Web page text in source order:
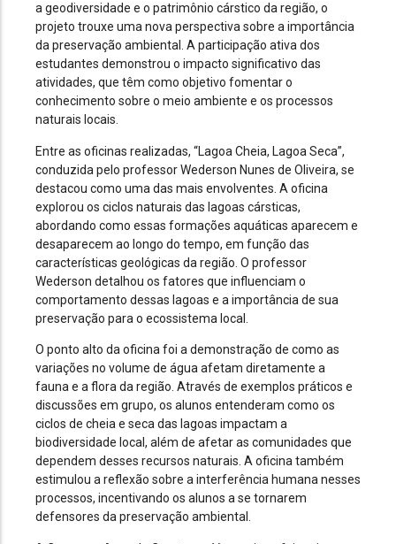
a geodiversidade e o patrimônio cárstico da região, o
projeto trouxe uma nova perspectiva sobre a importância
da preservação ambiental. A participação ativa dos
estudantes demonstrou o impacto significativo das
atividades, que têm como objetivo fomentar o
conhecimento sobre o meio ambiente e os processos
naturais locais.
Entre as oficinas realizadas, “Lagoa Cheia, Lagoa Seca”,
conduzida pelo professor Wederson Nunes de Oliveira, se
destacou como uma das mais envolventes. A oficina
explorou os ciclos naturais das lagoas cársticas,
abordando como essas formações aquáticas aparecem e
desaparecem ao longo do tempo, em função das
características geológicas da região. O professor
Wederson detalhou os fatores que influenciam o
comportamento dessas lagoas e a importância de sua
preservação para o ecossistema local.
O ponto alto da oficina foi a demonstração de como as
variações no volume de água afetam diretamente a
fauna e a flora da região. Através de exemplos práticos e
discussões em grupo, os alunos entenderam como os
ciclos de cheia e seca das lagoas impactam a
biodiversidade local, além de afetar as comunidades que
dependem desses recursos naturais. A oficina também
estimulou a reflexão sobre a interferência humana nesses
processos, incentivando os alunos a se tornarem
defensores da preservação ambiental.